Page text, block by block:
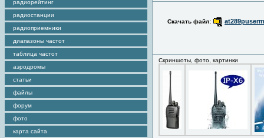
радиорейтинг
радиостанции
радиоприемники
диапазоны частот
таблица частот
аэродромы
статьи
файлы
форум
фото
карта сайта
Скачать файл:
Скриншоты, фото, картинки